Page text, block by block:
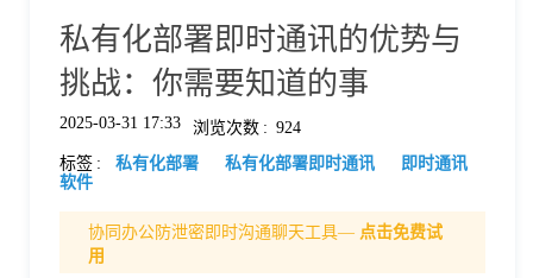
私有化部署即时通讯的优势与
挑战：你需要知道的事
2025-03-31 17:33 浏览次数 : 924
标签 : 私有化部署 私有化部署即时通讯
即时通讯
软件
协同办公防泄密即时沟通聊天工具— 点击免费试
用